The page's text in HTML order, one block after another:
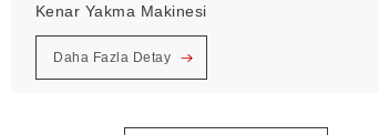
Kenar Yakma Makinesi
Daha Fazla Detay